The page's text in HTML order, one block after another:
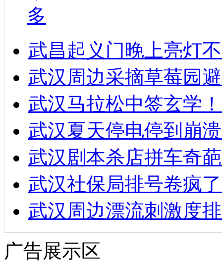
多
武昌起义门晚上亮灯
武汉周边采摘草莓园
武汉马拉松中签玄学
武汉夏天停电停到崩
武汉剧本杀店拼车奇
武汉社保局排号卷疯
武汉周边漂流刺激度
广告展示区